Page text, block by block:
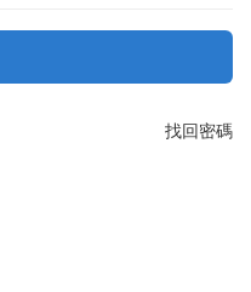
找回密碼